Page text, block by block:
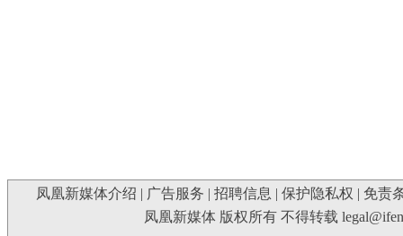
凤凰新媒体介绍 | 广告服务 | 招聘信息 | 保护隐私权 | 免责
凤凰新媒体 版权所有 不得转载